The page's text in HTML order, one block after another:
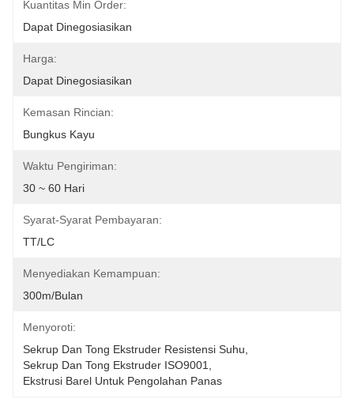
Kuantitas Min Order:
Dapat Dinegosiasikan
Harga:
Dapat Dinegosiasikan
Kemasan Rincian:
Bungkus Kayu
Waktu Pengiriman:
30 ~ 60 Hari
Syarat-Syarat Pembayaran:
TT/LC
Menyediakan Kemampuan:
300m/Bulan
Menyoroti:
Sekrup Dan Tong Ekstruder Resistensi Suhu
Sekrup Dan Tong Ekstruder ISO9001
Ekstrusi Barel Untuk Pengolahan Panas